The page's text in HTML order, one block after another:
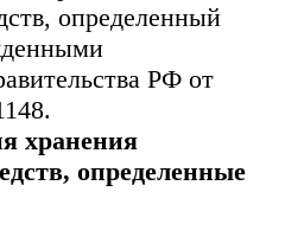
определенный
РФ от
хранения
определенные